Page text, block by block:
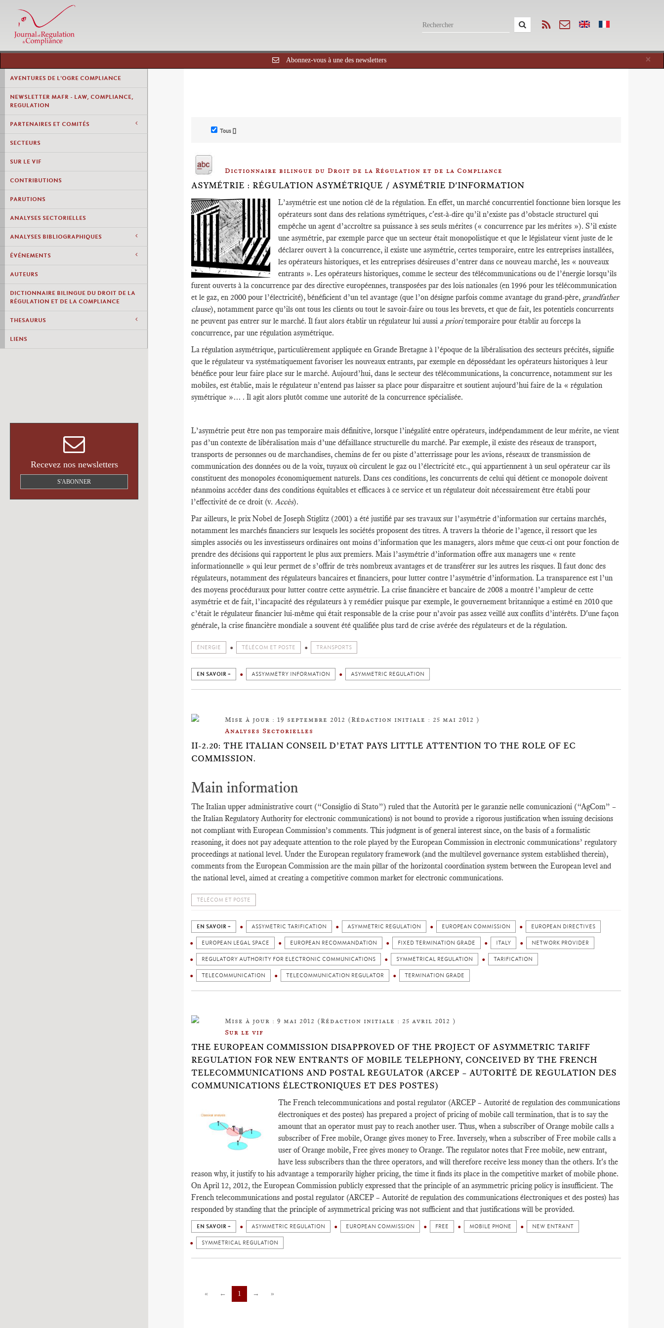
×
Abonnez-vous à une des newsletters
AVENTURES DE L'OGRE COMPLIANCE
NEWSLETTER MAFR - LAW, COMPLIANCE,
REGULATION
PARTENAIRES ET COMITÉS
SECTEURS
SUR LE VIF
CONTRIBUTIONS
PARUTIONS
ANALYSES SECTORIELLES
ANALYSES BIBLIOGRAPHIQUES
ÉVÉNEMENTS
AUTEURS
DICTIONNAIRE BILINGUE DU DROIT DE LA
RÉGULATION ET DE LA COMPLIANCE
THESAURUS
LIENS
Recevez nos newsletters
S'ABONNER
Tous []
Dictionnaire bilingue du Droit de la Régulation et de la Compliance
ASYMÉTRIE : RÉGULATION ASYMÉTRIQUE / ASYMÉTRIE D'INFORMATION
L’asymétrie est une notion clé de la régulation. En effet, un marché concurrentiel fonctionne bien lorsque les
opérateurs sont dans des relations symétriques, c'est-à-dire qu’il n’existe pas d’obstacle structurel qui
empêche un agent d’accroître sa puissance à ses seuls mérites (« concurrence par les mérites »). S’il existe
une asymétrie, par exemple parce que un secteur était monopolistique et que le législateur vient juste de le
déclarer ouvert à la concurrence, il existe une asymétrie, certes temporaire, entre les entreprises installées,
les opérateurs historiques, et les entreprises désireuses d’entrer dans ce nouveau marché, les « nouveaux
entrants ». Les opérateurs historiques, comme le secteur des télécommunications ou de l’énergie lorsqu’ils
furent ouverts à la concurrence par des directive européennes, transposées par des lois nationales (en 1996 pour les télécommunication
et le gaz, en 2000 pour l’électricité), bénéficient d’un tel avantage (que l’on désigne parfois comme avantage du grand-père, grandfather
clause), notamment parce qu’ils ont tous les clients ou tout le savoir-faire ou tous les brevets, et que de fait, les potentiels concurrents
ne peuvent pas entrer sur le marché. Il faut alors établir un régulateur lui aussi a prioritemporaire pour établir au forceps la
concurrence, par une régulation asymétrique.
La régulation asymétrique, particulièrement appliquée en Grande Bretagne à l’époque de la libéralisation des secteurs précités, signifie
que le régulateur va systématiquement favoriser les nouveaux entrants, par exemple en dépossédant les opérateurs historiques à leur
bénéfice pour leur faire place sur le marché. Aujourd’hui, dans le secteur des télécommunications, la concurrence, notamment sur les
mobiles, est établie, mais le régulateur n’entend pas laisser sa place pour disparaitre et soutient aujourd’hui faire de la « régulation
symétrique »… . Il agit alors plutôt comme une autorité de la concurrence spécialisée.
L’asymétrie peut être non pas temporaire mais définitive, lorsque l’inégalité entre opérateurs, indépendamment de leur mérite, ne vient
pas d’un contexte de libéralisation mais d’une défaillance structurelle du marché. Par exemple, il existe des réseaux de transport,
transports de personnes ou de marchandises, chemins de fer ou piste d’atterrissage pour les avions, réseaux de transmission de
communication des données ou de la voix, tuyaux où circulent le gaz ou l’électricité etc., qui appartiennent à un seul opérateur car ils
constituent des monopoles économiquement naturels. Dans ces conditions, les concurrents de celui qui détient ce monopole doivent
néanmoins accéder dans des conditions équitables et efficaces à ce service et un régulateur doit nécessairement être établi pour
l’effectivité de ce droit (v. Accès).
Par ailleurs, le prix Nobel de Joseph Stiglitz (2001) a été justifié par ses travaux sur l’asymétrie d’information sur certains marchés,
notamment les marchés financiers sur lesquels les sociétés proposent des titres. A travers la théorie de l’agence, il ressort que les
simples associés ou les investisseurs ordinaires ont moins d’information que les managers, alors même que ceux-ci ont pour fonction de
prendre des décisions qui rapportent le plus aux premiers. Mais l’asymétrie d’information offre aux managers une « rente
informationnelle » qui leur permet de s’offrir de très nombreux avantages et de transférer sur les autres les risques. Il faut donc des
régulateurs, notamment des régulateurs bancaires et financiers, pour lutter contre l’asymétrie d’information. La transparence est l’un
des moyens procéduraux pour lutter contre cette asymétrie. La crise financière et bancaire de 2008 a montré l’ampleur de cette
asymétrie et de fait, l’incapacité des régulateurs à y remédier puisque par exemple, le gouvernement britannique a estimé en 2010 que
c’était le régulateur financier lui-même qui était responsable de la crise pour n’avoir pas assez veillé aux conflits d’intérêts. D'une façon
générale, la crise financière mondiale a souvent été qualifiée plus tard de crise avérée des régulateurs et de la régulation.
ÉNERGIE TÉLÉCOM ET POSTE TRANSPORTS
EN SAVOIR + ASSYMMETRY INFORMATION ASYMMETRIC REGULATION
Mise à jour : 19 septembre 2012 (Rédaction initiale : 25 mai 2012 )
Analyses Sectorielles
II-2.20: THE ITALIAN CONSEIL D’ETAT PAYS LITTLE ATTENTION TO THE ROLE OF EC
COMMISSION.
Main information
The Italian upper administrative court (“Consiglio di Stato”) ruled that the Autorità per le garanzie nelle comunicazioni (“AgCom” –
the Italian Regulatory Authority for electronic communications) is not bound to provide a rigorous justification when issuing decisions
not compliant with European Commission’s comments. This judgment is of general interest since, on the basis of a formalistic
reasoning, it does not pay adequate attention to the role played by the European Commission in electronic communications’ regulatory
proceedings at national level. Under the European regulatory framework (and the multilevel governance system established therein),
comments from the European Commission are the main pillar of the horizontal coordination system between the European level and
the national level, aimed at creating a competitive common market for electronic communications.
TÉLÉCOM ET POSTE
EN SAVOIR + ASSYMETRIC TARIFICATION ASYMMETRIC REGULATION EUROPEAN COMMISSION EUROPEAN DIRECTIVES
EUROPEAN LEGAL SPACE EUROPEAN RECOMMANDATION FIXED TERMINATION GRADE ITALY NETWORK PROVIDER
REGULATORY AUTHORITY FOR ELECTRONIC COMMUNICATIONS SYMMETRICAL REGULATION TARIFICATION
TELECOMMUNICATION TELECOMMUNICATION REGULATOR TERMINATION GRADE
Mise à jour : 9 mai 2012 (Rédaction initiale : 25 avril 2012 )
Sur le vif
THE EUROPEAN COMMISSION DISAPPROVED OF THE PROJECT OF ASYMMETRIC TARIFF
REGULATION FOR NEW ENTRANTS OF MOBILE TELEPHONY, CONCEIVED BY THE FRENCH
TELECOMMUNICATIONS AND POSTAL REGULATOR (ARCEP ­– AUTORITÉ DE REGULATION DES
COMMUNICATIONS ÉLECTRONIQUES ET DES POSTES)
The French telecommunications and postal regulator (ARCEP ­– Autorité de regulation des communications
électroniques et des postes) has prepared a project of pricing of mobile call termination, that is to say the
amount that an operator must pay to reach another user. Thus, when a subscriber of Orange mobile calls a
subscriber of Free mobile, Orange gives money to Free. Inversely, when a subscriber of Free mobile calls a
user of Orange mobile, Free gives money to Orange. The regulator notes that Free mobile, new entrant,
have less subscribers than the three operators, and will therefore receive less money than the others. It's the
reason why, it justify to his advantage a temporarily higher pricing, the time it finds its place in the competitive market of mobile phone.
On April 12, 2012, the European Commission publicly expressed that the principle of an asymmetric pricing policy is insufficient. The
French telecommunications and postal regulator (ARCEP – Autorité de regulation des communications électroniques et des postes) has
responded by standing that the principle of asymmetrical pricing was not sufficient and that justifications will be provided.
EN SAVOIR + ASYMMETRIC REGULATION EUROPEAN COMMISSION FREE MOBILE PHONE NEW ENTRANT
SYMMETRICAL REGULATION
« ← 1 → »